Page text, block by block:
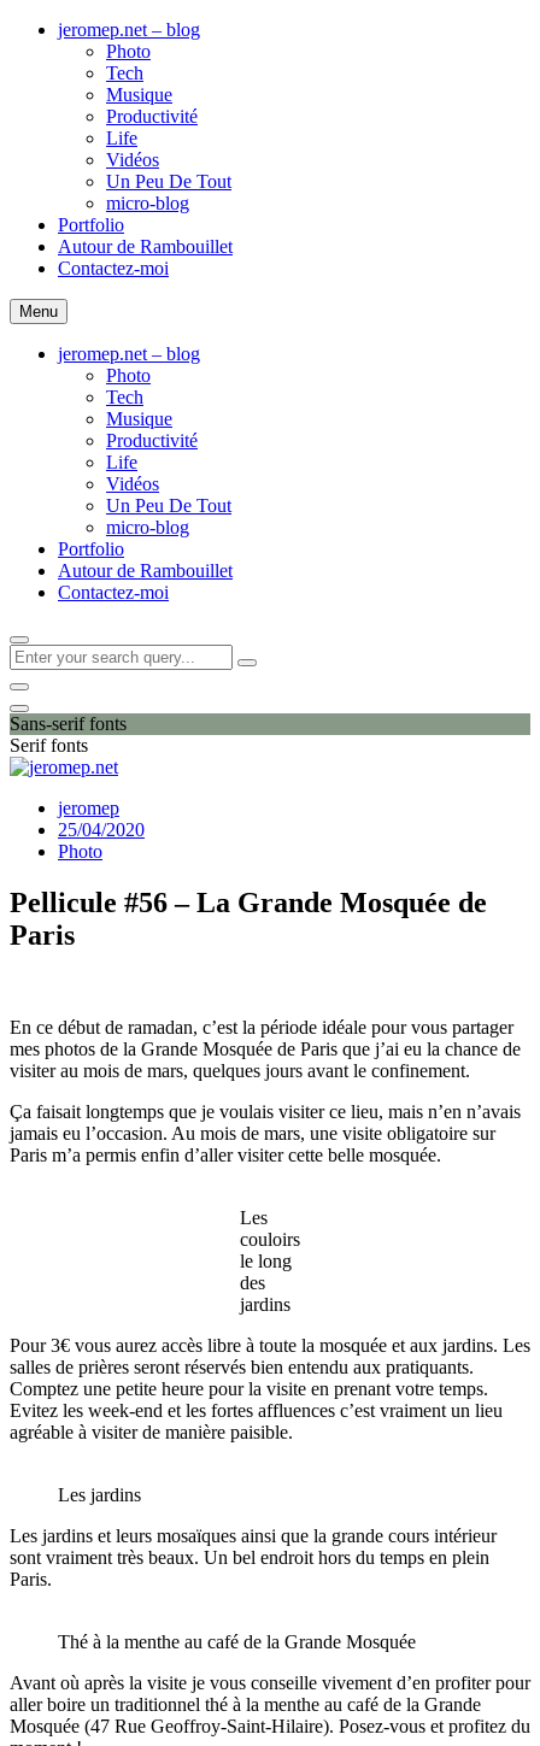
jeromep.net – blog
Photo
Tech
Musique
Productivité
Life
Vidéos
Un Peu De Tout
micro-blog
Portfolio
Autour de Rambouillet
Contactez-moi
Menu
jeromep.net – blog
Photo
Tech
Musique
Productivité
Life
Vidéos
Un Peu De Tout
micro-blog
Portfolio
Autour de Rambouillet
Contactez-moi
Sans-serif fonts
Serif fonts
jeromep
25/04/2020
Photo
Pellicule #56 – La Grande Mosquée de
Paris
En ce début de ramadan, c’est la période idéale pour vous partager
mes photos de la Grande Mosquée de Paris que j’ai eu la chance de
visiter au mois de mars, quelques jours avant le confinement.
Ça faisait longtemps que je voulais visiter ce lieu, mais n’en n’avais
jamais eu l’occasion. Au mois de mars, une visite obligatoire sur
Paris m’a permis enfin d’aller visiter cette belle mosquée.
Les
couloirs
le long
des
jardins
Pour 3€ vous aurez accès libre à toute la mosquée et aux jardins. Les
salles de prières seront réservés bien entendu aux pratiquants.
Comptez une petite heure pour la visite en prenant votre temps.
Evitez les week-end et les fortes affluences c’est vraiment un lieu
agréable à visiter de manière paisible.
Les jardins
Les jardins et leurs mosaïques ainsi que la grande cours intérieur
sont vraiment très beaux. Un bel endroit hors du temps en plein
Paris.
Thé à la menthe au café de la Grande Mosquée
Avant où après la visite je vous conseille vivement d’en profiter pour
aller boire un traditionnel thé à la menthe au café de la Grande
Mosquée (47 Rue Geoffroy-Saint-Hilaire). Posez-vous et profitez du